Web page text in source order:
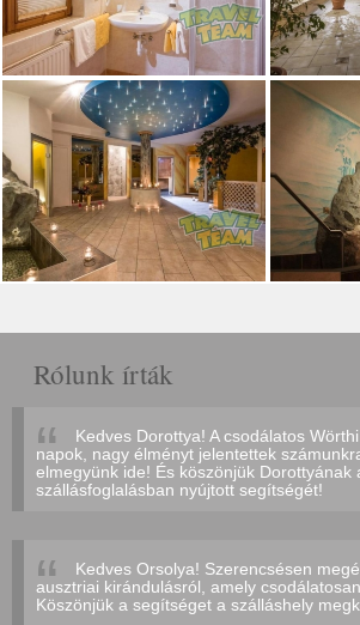
Rólunk írták
Kedves Dorottya! A csodálatos
napok, nagy élményt jelentettek
elmegyünk ide! És köszönjük Dorottyának
szállásfoglalásban nyújtott segítségét!
Kedves Orsolya! Szerencsésen
ausztriai kirándulásról, amely
Köszönjük a segítséget a szálláshely